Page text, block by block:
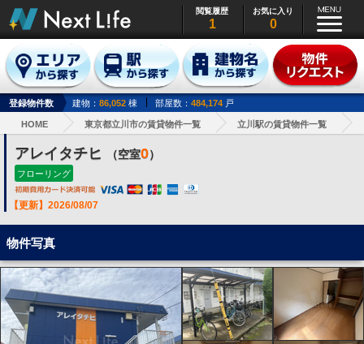
閲覧履歴
1
お気に入り
0
登録物件数 建物： 86,052 棟 部屋数： 484,174 戸
HOME 東京都立川市の賃貸物件一覧 立川駅の賃貸物件一覧
アレイタチヒ （空室0）
フローリング
【更新】2026/08/07
物件写真